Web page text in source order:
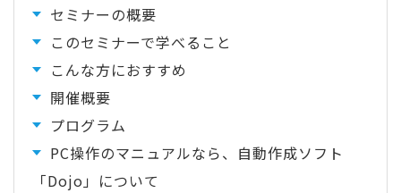
セミナーの概要
このセミナーで学べること
こんな方におすすめ
開催概要
プログラム
PC操作のマニュアルなら、自動作成ソフト
「Dojo」について